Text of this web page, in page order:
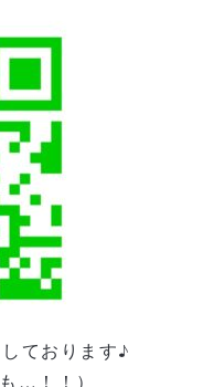
ております♪
…！！）